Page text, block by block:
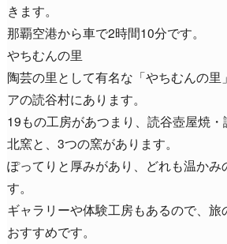
きます。
那覇空港から車で2時間10分です。
やちむんの里
陶芸の里として有名な「やちむんの里
アの読谷村にあります。
19もの工房があつまり、読谷壺屋焼
北窯と、3つの窯があります。
ぽってりと厚みがあり、どれも温かみ
す。
ギャラリーや体験工房もあるので、旅
おすすめです。